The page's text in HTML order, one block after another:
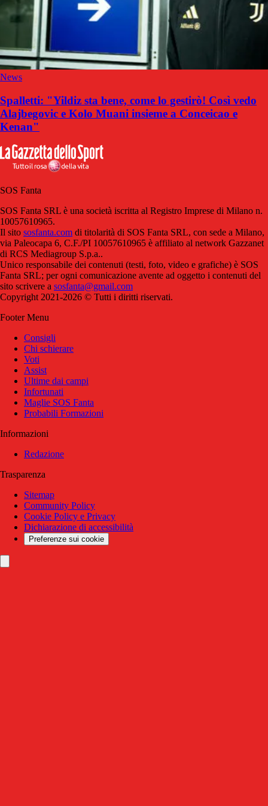
News
Spalletti: "Yildiz sta bene, come lo gestirò! Così vedo
Alajbegovic e Kolo Muani insieme a Conceicao e
Kenan"
SOS Fanta
SOS Fanta SRL è una società iscritta al Registro Imprese di Milano n.
10057610965.
Il sito sosfanta.com di titolarità di SOS Fanta SRL, con sede a Milano,
via Paleocapa 6, C.F./PI 10057610965 è affiliato al network Gazzanet
di RCS Mediagroup S.p.a..
Unico responsabile dei contenuti (testi, foto, video e grafiche) è SOS
Fanta SRL; per ogni comunicazione avente ad oggetto i contenuti del
sito scrivere a sosfanta@gmail.com
Copyright 2021-2026 © Tutti i diritti riservati.
Footer Menu
Consigli
Chi schierare
Voti
Assist
Ultime dai campi
Infortunati
Maglie SOS Fanta
Probabili Formazioni
Informazioni
Redazione
Trasparenza
Sitemap
Community Policy
Cookie Policy e Privacy
Dichiarazione di accessibilità
Preferenze sui cookie